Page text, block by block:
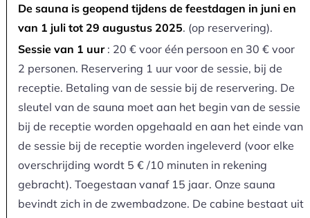
De sauna is geopend tijdens de feestdagen in juni en
van 1 juli tot 29 augustus 2025. (op reservering).
Sessie van 1 uur : 20 € voor één persoon en 30 € voor
2 personen. Reservering 1 uur voor de sessie, bij de
receptie. Betaling van de sessie bij de reservering. De
sleutel van de sauna moet aan het begin van de sessie
bij de receptie worden opgehaald en aan het einde van
de sessie bij de receptie worden ingeleverd (voor elke
overschrijding wordt 5 € /10 minuten in rekening
gebracht). Toegestaan vanaf 15 jaar. Onze sauna
bevindt zich in de zwembadzone. De cabine bestaat uit